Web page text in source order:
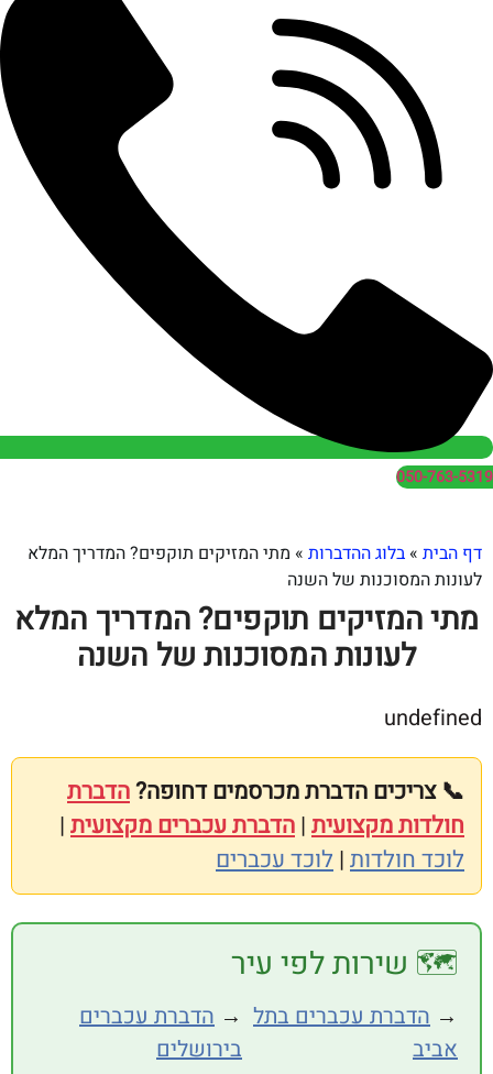
»בלוג ההדברות»מתי המזיקים תוקפים? המדריך המלא
של השנה
תוקפים? המדריך המלא
לעונות המסוכנות של השנה
הדברת מכרסמים דחופה?הדברת
מקצועית|הדברת עכברים מקצועית|
|לוכד עכברים
לפי עיר
עכברים בתל →הדברת עכברים
בירושלים